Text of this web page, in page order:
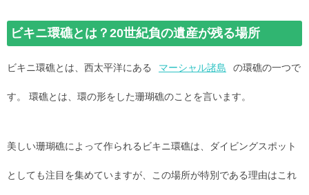
ビキニ環礁とは？20世紀負の遺産が残る場所
ビキニ環礁とは、西太平洋にある マーシャル諸島 の環礁の一つで
す。 環礁とは、環の形をした珊瑚礁のことを言います。
美しい珊瑚礁によって作られるビキニ環礁は、ダイビングスポット
としても注目を集めていますが、この場所が特別である理由はこれ